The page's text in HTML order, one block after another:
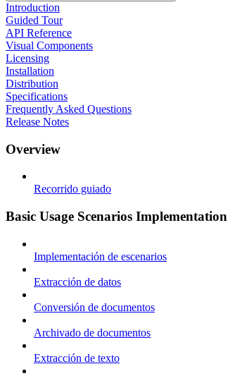
Introduction
Guided Tour
API Reference
Visual Components
Licensing
Installation
Distribution
Specifications
Frequently Asked Questions
Release Notes
Overview
Recorrido guiado
Basic Usage Scenarios Implementation
Implementación de escenarios
Extracción de datos
Conversión de documentos
Archivado de documentos
Extracción de texto